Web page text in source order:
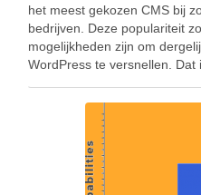
het meest gekozen CMS bij
bedrijven. Deze populariteit
mogelijkheden zijn om
WordPress te versnellen.